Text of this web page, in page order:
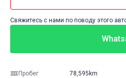
Свяжитесь с нами по поводу этого
Пробег 78,595km